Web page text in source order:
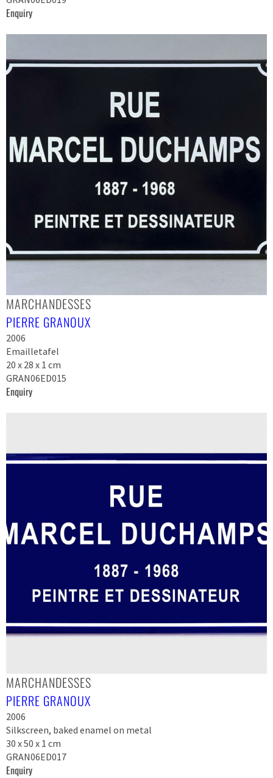
Enquiry
MARCHANDESSES
PIERRE GRANOUX
2006
Emailletafel
20 x 28 x 1 cm
GRAN06ED015
Enquiry
MARCHANDESSES
PIERRE GRANOUX
2006
Silkscreen, baked enamel on metal
30 x 50 x 1 cm
GRAN06ED017
Enquiry